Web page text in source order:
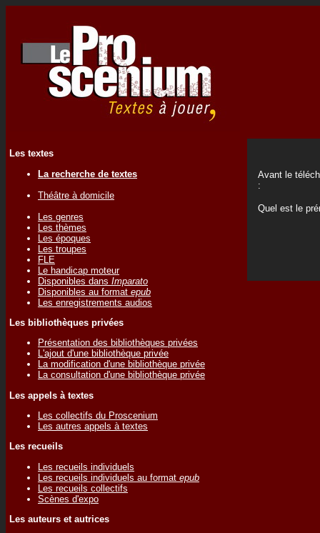
Les textes
La recherche de textes
Théâtre à domicile
Les genres
Les thèmes
Les époques
Les troupes
FLE
Le handicap moteur
Disponibles dans Imparato
Disponibles au format epub
Les enregistrements audios
Les bibliothèques privées
Présentation des bibliothèques privées
L'ajout d'une bibliothèque privée
La modification d'une bibliothèque privée
La consultation d'une bibliothèque privée
Les appels à textes
Les collectifs du Proscenium
Les autres appels à textes
Les recueils
Les recueils individuels
Les recueils individuels au format epub
Les recueils collectifs
Scènes d'expo
Les auteurs et autrices
Avant le
:
Quel est le